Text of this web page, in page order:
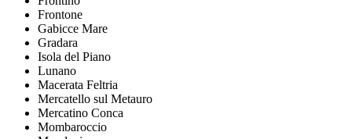
Frontone
Gabicce Mare
Gradara
Isola del Piano
Lunano
Macerata Feltria
Mercatello sul Metauro
Mercatino Conca
Mombaroccio